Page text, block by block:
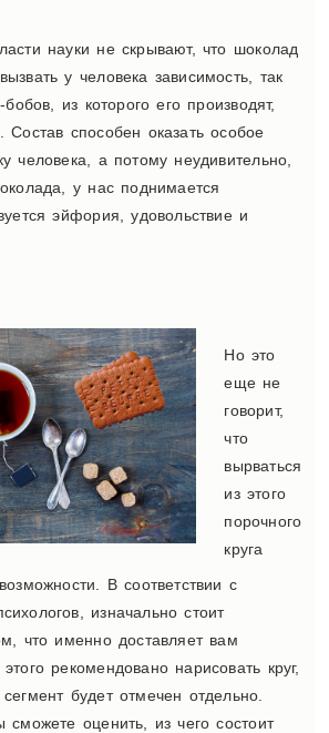
науки не скрывают, что шоколад
у человека зависимость, так
бобов, из которого его производят,
Состав способен оказать особое
человека, а потому неудивительно,
у нас поднимается
эйфория, удовольствие и
Но это
еще не
говорит,
что
вырваться
из этого
порочного
круга
В соответствии с
изначально стоит
что именно доставляет вам
рекомендовано нарисовать круг,
будет отмечен отдельно.
оценить, из чего состоит